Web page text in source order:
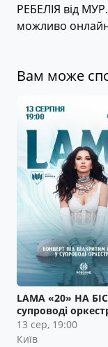
РЕБЕЛІЯ від
можливо онлайн
Вам може
LAMA «20» НА
супроводі
13 сер, 19:00
Київ